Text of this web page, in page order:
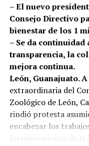
Por su parte, la
Alina Hernández,
adecuados para la
compartida entre
instituciones y
“La lactancia
que deba recaer
personas lactantes;
compromiso de
de amor, de
– El nuevo
Consejo Directivo
bienestar de los 1
– Se da continuidad
transparencia, la
mejora continua.
León, Guanajuato.
extraordinaria del
Zoológico de León,
rindió protesta
encabezar los
fortalecimiento de la